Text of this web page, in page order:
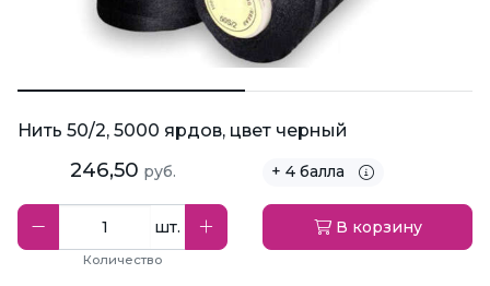
Нить 50/2, 5000 ярдов, цвет черный
246,50 руб. + 4 балла
шт.
Количество
В корзину